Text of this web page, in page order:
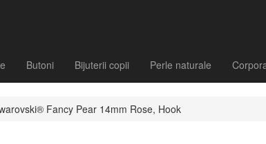
Butoni Bijuterii copii Perle naturale
Fancy Pear 14mm Rose, Hook